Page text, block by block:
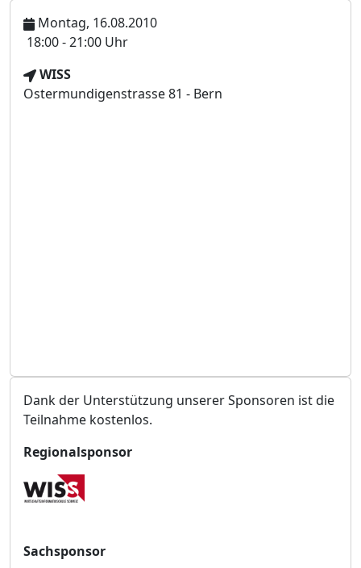
Montag, 16.08.2010
U
r
z
18:00 - 21:00 Uhr
V
e
t
WISS
Ostermundigenstrasse 81 - Bern
Dank der Unterstützung unserer Sponsoren ist die
Teilnahme kostenlos.
Regionalsponsor
Sachsponsor